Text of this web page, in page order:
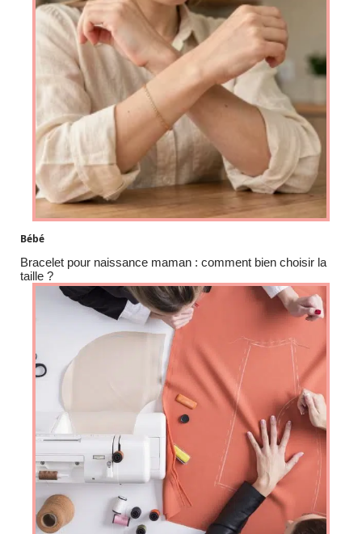
Bébé
Bracelet pour naissance maman : comment bien choisir la
taille ?